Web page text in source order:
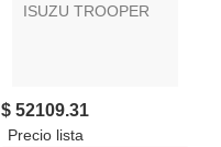
ISUZU TROOPER
$ 52109.31